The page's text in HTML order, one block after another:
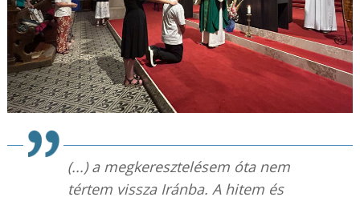
(...) a megkeresztelésem óta nem
tértem vissza Iránba. A hitem és